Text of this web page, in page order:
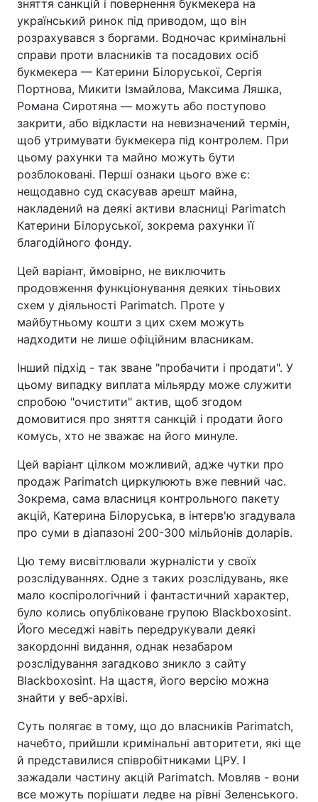
зняття санкцій і повернення букмекера на
український ринок під приводом, що він
розрахувався з боргами. Водночас кримінальні
справи проти власників та посадових осіб
букмекера — Катерини Білоруської, Сергія
Портнова, Микити Ізмайлова, Максима Ляшка,
Романа Сиротяна — можуть або поступово
закрити, або відкласти на невизначений термін,
щоб утримувати букмекера під контролем. При
цьому рахунки та майно можуть бути
розблоковані. Перші ознаки цього вже є:
нещодавно суд скасував арешт майна,
накладений на деякі активи власниці Parimatch
Катерини Білоруської, зокрема рахунки її
благодійного фонду.
Цей варіант, ймовірно, не виключить
продовження функціонування деяких тіньових
схем у діяльності Parimatch. Проте у
майбутньому кошти з цих схем можуть
надходити не лише офіційним власникам.
Інший підхід - так зване "пробачити і продати". У
цьому випадку виплата мільярду може служити
спробою "очистити" актив, щоб згодом
домовитися про зняття санкцій і продати його
комусь, хто не зважає на його минуле.
Цей варіант цілком можливий, адже чутки про
продаж Parimatch циркулюють вже певний час.
Зокрема, сама власниця контрольного пакету
акцій, Катерина Білоруська, в інтерв'ю згадувала
про суми в діапазоні 200-300 мільйонів доларів.
Цю тему висвітлювали журналісти у своїх
розслідуваннях. Одне з таких розслідувань, яке
мало коспірологічний і фантастичний характер,
було колись опубліковане групою Blackboxosint.
Його меседжі навіть передрукували деякі
закордонні видання, однак незабаром
розслідування загадково зникло з сайту
Blackboxosint. На щастя, його версію можна
знайти у веб-архіві.
Суть полягає в тому, що до власників Parimatch,
начебто, прийшли кримінальні авторитети, які ще
й представилися співробітниками ЦРУ. І
зажадали частину акцій Parimatch. Мовляв - вони
все можуть порішати ледве на рівні Зеленського.